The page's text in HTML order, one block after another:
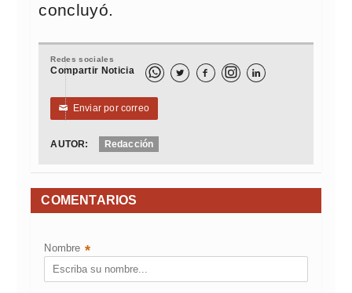
concluyó.
Redes sociales
Compartir Noticia   
✉ Enviar por correo
AUTOR: Redacción
COMENTARIOS
Nombre *